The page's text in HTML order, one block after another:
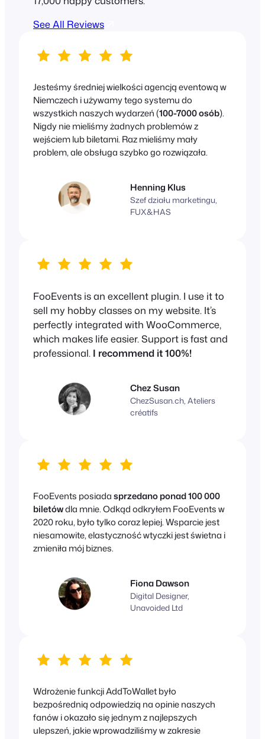
See All Reviews
Jesteśmy średniej wielkości agencją eventową w
Niemczech i używamy tego systemu do
wszystkich naszych wydarzeń (100-7000 osób).
Nigdy nie mieliśmy żadnych problemów z
wejściem lub biletami. Raz mieliśmy mały
problem, ale obsługa szybko go rozwiązała.
Henning Klus
Szef działu marketingu,
FUX&HAS
FooEvents is an excellent plugin. I use it to
sell my hobby classes on my website. It’s
perfectly integrated with WooCommerce,
which makes life easier. Support is fast and
professional. I recommend it 100%!
Chez Susan
ChezSusan.ch, Ateliers
créatifs
FooEvents posiadasprzedano ponad 100 000
biletówdla mnie. Odkąd odkryłem FooEvents w
2020 roku, było tylko coraz lepiej. Wsparcie jest
niesamowite, elastyczność wtyczki jest świetna i
zmieniła mój biznes.
Fiona Dawson
Digital Designer,
Unavoided Ltd
Wdrożenie funkcji AddToWallet było
bezpośrednią odpowiedzią na opinie naszych
fanów i okazało się jednym z najlepszych
ulepszeń, jakie wprowadziliśmy w zakresie